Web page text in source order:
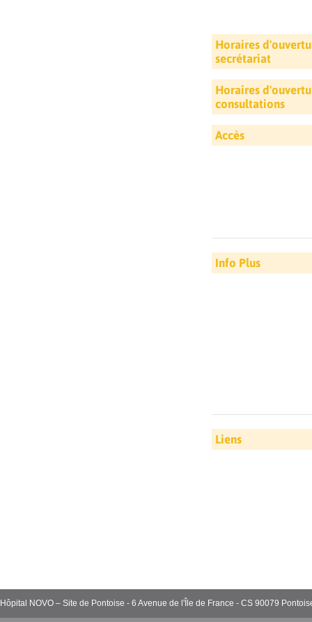
Horaires
secrétariat
Horaires
consultations
Accès
Info Plus
Liens
Hôpital NOVO – Site de Pontoise - 6 Avenue de l'Île de France - CS 90079